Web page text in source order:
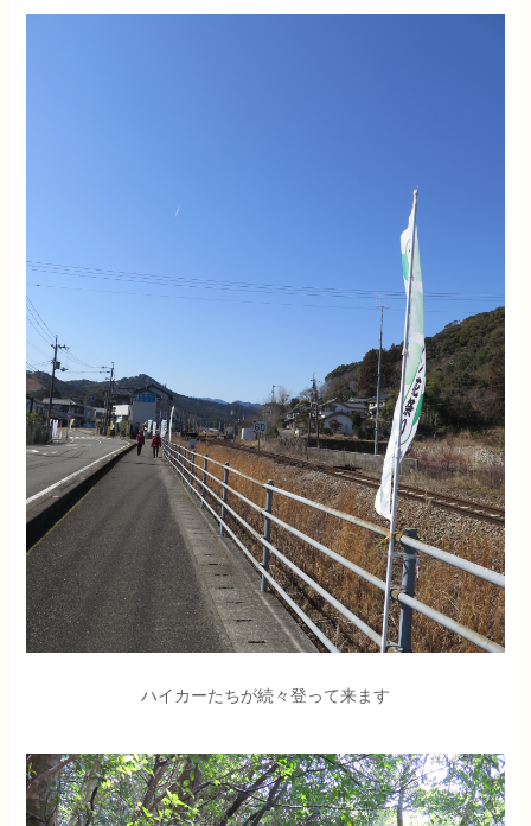
ハイカーたちが続々登って来ます